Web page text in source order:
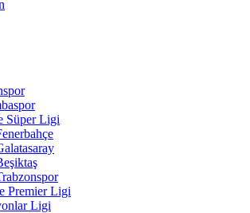
Süper Ligi
Premier Ligi
Ligi